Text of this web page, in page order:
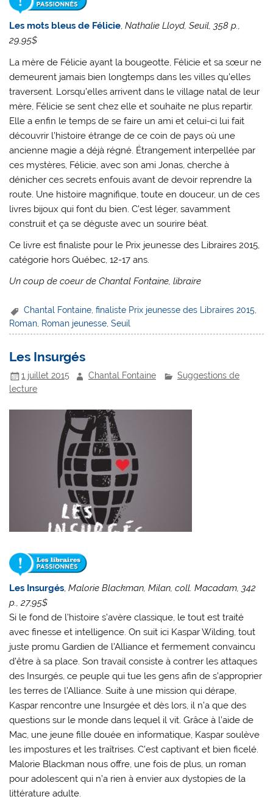
Les mots bleus de Félicie,Nathalie Lloyd, Seuil, 358 p.,
29,95$
La mère de Félicie ayant la bougeotte, Félicie et sa sœur ne
demeurent jamais bien longtemps dans les villes qu’elles
traversent. Lorsqu’elles arrivent dans le village natal de leur
mère, Félicie se sent chez elle et souhaite ne plus repartir.
Elle a enfin le temps de se faire un ami et celui-ci lui fait
découvrir l’histoire étrange de ce coin de pays où une
ancienne magie a déjà régné. Étrangement interpellée par
ces mystères, Félicie, avec son ami Jonas, cherche à
dénicher ces secrets enfouis avant de devoir reprendre la
route. Une histoire magnifique, toute en douceur, un de ces
livres bijoux qui font du bien. C’est léger, savamment
construit et ça se déguste avec un sourire béat.
Ce livre est finaliste pour le Prix jeunesse des Libraires 2015,
catégorie hors Québec, 12-17 ans.
Un coup de coeur de Chantal Fontaine, libraire
Chantal Fontaine,finaliste Prix jeunesse des Libraires 2015,
Roman Roman jeunesse ,Seuil
Les Insurgés
1 juillet 2015 Chantal Fontaine
Suggestions de
lecture
Les Insurgés,Malorie Blackman, Milan, coll. Macadam, 342
p., 27,95$
Si le fond de l’histoire s’avère classique, le tout est traité
avec finesse et intelligence. On suit ici Kaspar Wilding, tout
juste promu Gardien de l’Alliance et fermement convaincu
d’être à sa place. Son travail consiste à contrer les attaques
des Insurgés, ce peuple qui tue les gens afin de s’approprier
les terres de l’Alliance. Suite à une mission qui dérape,
Kaspar rencontre une Insurgée et dès lors, il n’a que des
questions sur le monde dans lequel il vit. Grâce à l’aide de
Mac, une jeune fille douée en informatique, Kaspar soulève
les impostures et les traîtrises. C’est captivant et bien ficelé.
Malorie Blackman nous offre, une fois de plus, un roman
pour adolescent qui n’a rien à envier aux dystopies de la
littérature adulte.